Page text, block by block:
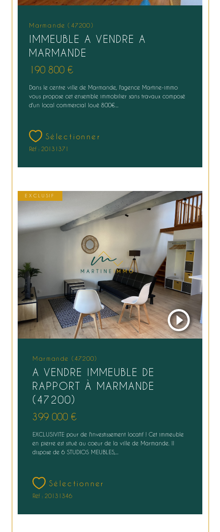
Marmande (47200)
IMMEUBLE A VENDRE A
MARMANDE
190 800 €
Dans le centre ville de Marmande, l'agence Martine-immo
vous propose cet ensemble immobilier sans travaux composé
d'un local commercial loué 800€...
Sélectionner
Réf : 20131371
Marmande (47200)
A VENDRE IMMEUBLE DE
RAPPORT À MARMANDE
(47200)
399 000 €
EXCLUSIVITE pour de l'investissement locatif ! Cet immeuble
en pierre est situé au coeur de la ville de Marmande. Il
dispose de 6 STUDIOS MEUBLES,...
Sélectionner
Réf : 20131346
EXCLUSIF